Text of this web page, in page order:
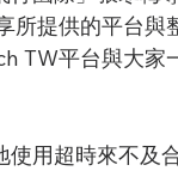
所提供的平台與
TW平台與大家
用超時來不及